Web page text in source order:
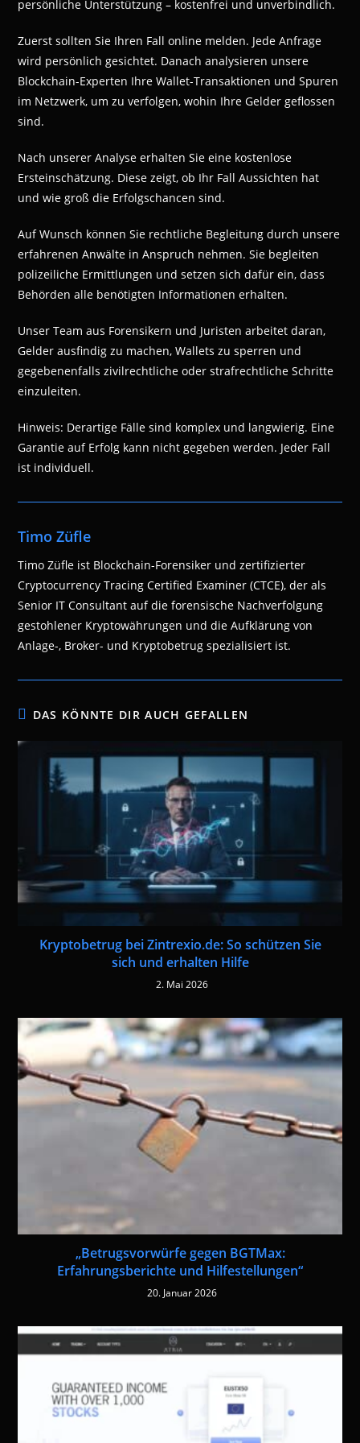
persönliche Unterstützung – kostenfrei und unverbindlich.
Zuerst sollten Sie Ihren Fall online melden. Jede Anfrage
wird persönlich gesichtet. Danach analysieren unsere
Blockchain-Experten Ihre Wallet-Transaktionen und Spuren
im Netzwerk, um zu verfolgen, wohin Ihre Gelder geflossen
sind.
Nach unserer Analyse erhalten Sie eine kostenlose
Ersteinschätzung. Diese zeigt, ob Ihr Fall Aussichten hat
und wie groß die Erfolgschancen sind.
Auf Wunsch können Sie rechtliche Begleitung durch unsere
erfahrenen Anwälte in Anspruch nehmen. Sie begleiten
polizeiliche Ermittlungen und setzen sich dafür ein, dass
Behörden alle benötigten Informationen erhalten.
Unser Team aus Forensikern und Juristen arbeitet daran,
Gelder ausfindig zu machen, Wallets zu sperren und
gegebenenfalls zivilrechtliche oder strafrechtliche Schritte
einzuleiten.
Hinweis: Derartige Fälle sind komplex und langwierig. Eine
Garantie auf Erfolg kann nicht gegeben werden. Jeder Fall
ist individuell.
Timo Züfle
Timo Züfle ist Blockchain-Forensiker und zertifizierter
Cryptocurrency Tracing Certified Examiner (CTCE), der als
Senior IT Consultant auf die forensische Nachverfolgung
gestohlener Kryptowährungen und die Aufklärung von
Anlage-, Broker- und Kryptobetrug spezialisiert ist.
DAS KÖNNTE DIR AUCH GEFALLEN
Kryptobetrug bei Zintrexio.de: So schützen Sie
sich und erhalten Hilfe
2. Mai 2026
„Betrugsvorwürfe gegen BGTMax:
Erfahrungsberichte und Hilfestellungen“
20. Januar 2026